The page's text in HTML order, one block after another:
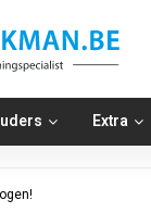
Extra